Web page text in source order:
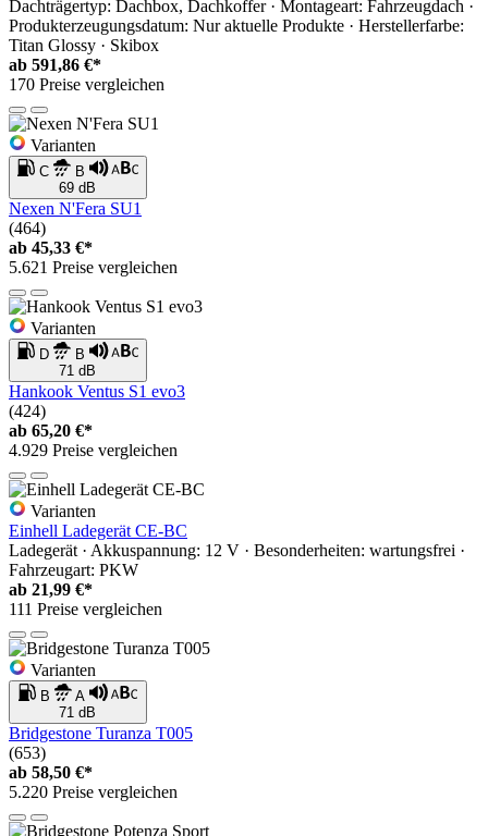
Dachträgertyp: Dachbox, Dachkoffer · Montageart: Fahrzeugdach ·
Produkterzeugungsdatum: Nur aktuelle Produkte · Herstellerfarbe:
Titan Glossy · Skibox
ab 591,86 €*
170 Preise vergleichen
Varianten
C
B
69 dB
Nexen N'Fera SU1
(464)
ab 45,33 €*
5.621 Preise vergleichen
Varianten
D
B
71 dB
Hankook Ventus S1 evo3
(424)
ab 65,20 €*
4.929 Preise vergleichen
Varianten
Einhell Ladegerät CE-BC
Ladegerät · Akkuspannung: 12 V · Besonderheiten: wartungsfrei ·
Fahrzeugart: PKW
ab 21,99 €*
111 Preise vergleichen
Varianten
B
A
71 dB
Bridgestone Turanza T005
(653)
ab 58,50 €*
5.220 Preise vergleichen